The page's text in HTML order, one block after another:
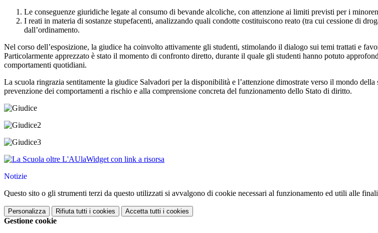
Le conseguenze giuridiche legate al consumo di bevande alcoliche, con attenzione ai limiti previsti per i
I reati in materia di sostanze stupefacenti, analizzando quali condotte costituiscono reato (tra cui cessione di
dall’ordinamento.
Nel corso dell’esposizione, la giudice ha coinvolto attivamente gli studenti, stimolando il dialogo sui temi trattati e
Particolarmente apprezzato è stato il momento di confronto diretto, durante il quale gli studenti hanno potuto
comportamenti quotidiani.
La scuola ringrazia sentitamente la giudice Salvadori per la disponibilità e l’attenzione dimostrate verso il mondo
prevenzione dei comportamenti a rischio e alla comprensione concreta del funzionamento dello Stato di diritto.
Widget con link a risorsa
Notizie
Questo sito o gli strumenti terzi da questo utilizzati si avvalgono di cookie necessari al funzionamento ed utili alle
Personalizza Rifiuta tutti i cookies Accetta tutti i cookies
Gestione cookie